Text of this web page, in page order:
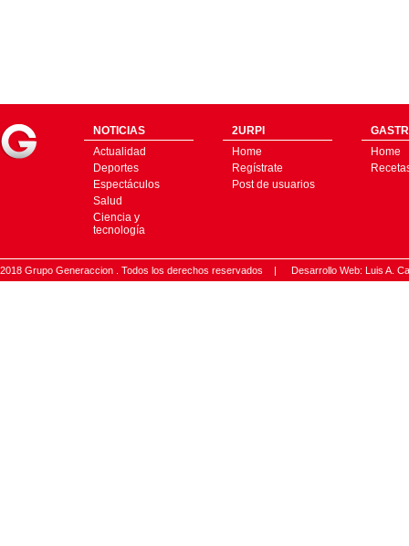
NOTICIAS
Actualidad
Deportes
Espectáculos
Salud
Ciencia y
tecnología
2URPI
Home
Regístrate
Post de usuarios
Home
2018 Grupo Generaccion . Todos los derechos reservados | Desarrollo Web: Luis